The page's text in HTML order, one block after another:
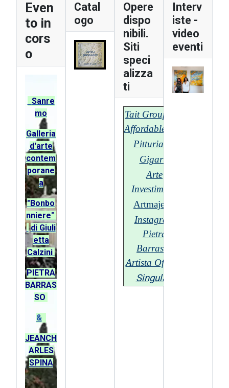
Even
to in
cors
o
Sanre
mo
Galleria
d'arte
contem
porane
a
"Bonbo
nniere"
di Giuli
etta
Calzini
PIETRA
BARRAS
SO
&
JEANCH
ARLES
SPINA
Catal
ogo
Opere
dispo
nibili.
Siti
speci
alizza
ti
Tait Group - T-
Affordable.com
Pitturiamo
Gigarte
Arte
Investimenti
Artmajeur
Instagram
Pietra
Barrasso
Artista Official
Singulart
Interv
iste -
video
eventi